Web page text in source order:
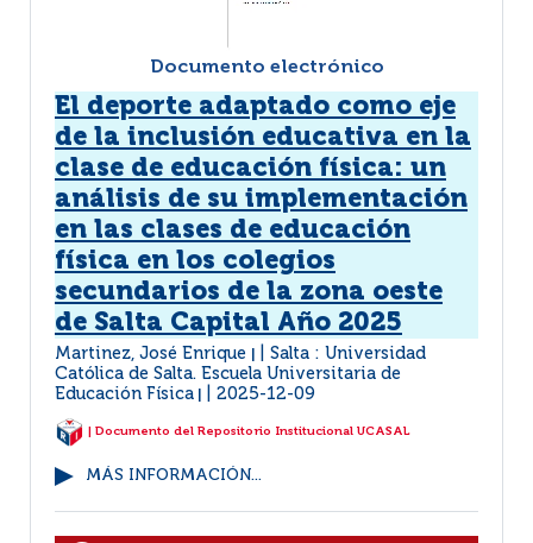
Documento electrónico
El deporte adaptado como eje
de la inclusión educativa en la
clase de educación física: un
análisis de su implementación
en las clases de educación
física en los colegios
secundarios de la zona oeste
de Salta Capital Año 2025
Martinez, José Enrique
Salta : Universidad
Católica de Salta. Escuela Universitaria de
Educación Física
2025-12-09
| Documento del Repositorio Institucional UCASAL
MÁS INFORMACIÓN...